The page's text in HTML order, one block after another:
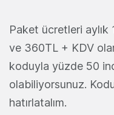
Paket ücretleri
ve 360TL + KDV
koduyla yüzde 50
olabiliyorsunuz.
hatırlatalım.